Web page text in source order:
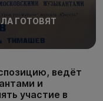
ГОТОВЯТ
ведёт
и
участие в